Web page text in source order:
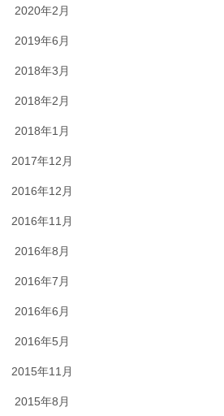
2020年2月
2019年6月
2018年3月
2018年2月
2018年1月
2017年12月
2016年12月
2016年11月
2016年8月
2016年7月
2016年6月
2016年5月
2015年11月
2015年8月